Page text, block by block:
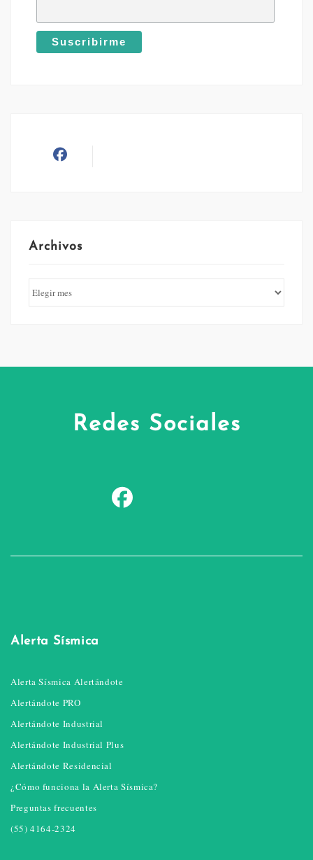
Archivos
Redes Sociales
Alerta Sísmica
Alerta Sísmica Alertándote
Alertándote PRO
Alertándote Industrial
Alertándote Industrial Plus
Alertándote Residencial
¿Cómo funciona la Alerta Sísmica?
Preguntas frecuentes
(55) 4164-2324